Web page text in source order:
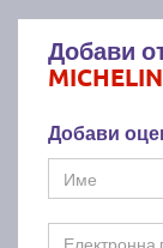
Добави
Добави